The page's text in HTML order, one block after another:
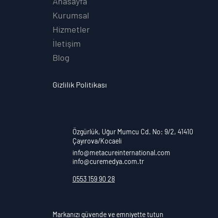
Kurumsal
Hizmetler
İletişim
Blog
Gizlilik Politikası
Özgürlük, Uğur Mumcu Cd. No: 9/2, 41410
Çayırova/Kocaeli
info@curemedya.com.tr
info@metacureinternational.com
0553 159 90 28
​Markanızı güvende ve emniyette tutun